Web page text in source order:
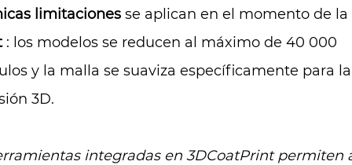
limitaciones se aplican en el momento de la
: los modelos se reducen al máximo de 40 000
y la malla se suaviza específicamente para la
3D.
integradas en 3DCoatPrint permiten